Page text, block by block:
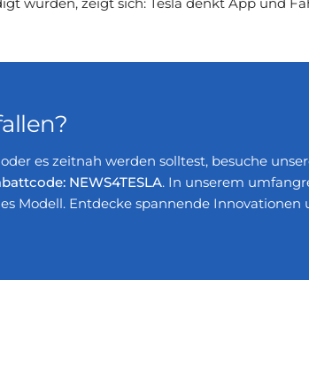
es zeitnah werden solltest, besuche
NEWS4TESLA. In unserem
Modell. Entdecke spannende Innovationen